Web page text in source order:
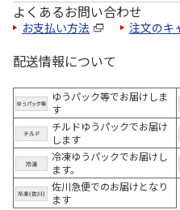
よくあるお問い合わせ
お支払い方法 注文のキ
配送情報について
ゆうパック等でお届けしま
す
チルドゆうパックでお届け
します
冷凍ゆうパックでお届けし
ます。
佐川急便でのお届けとなり
ます